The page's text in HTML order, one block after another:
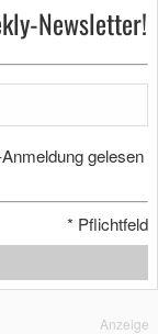
Newsletter!
gelesen
* Pflichtfeld
Anzeige